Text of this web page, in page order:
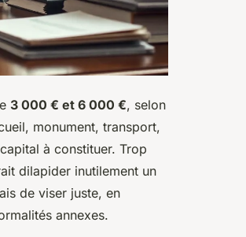
3 000 € et 6 000 €, selon
monument, transport,
à constituer. Trop
dilapider inutilement un
de viser juste, en
annexes.